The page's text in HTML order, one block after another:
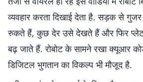
व्यवहार करता दिखाई देता है. सड़क से
रुकते हैं, कुछ देर उसे देखते हैं और फिर
बढ़ जाते हैं. रोबोट के सामने रखा क्यूआर
डिजिटल भुगतान का विकल्प भी मौजूद है.